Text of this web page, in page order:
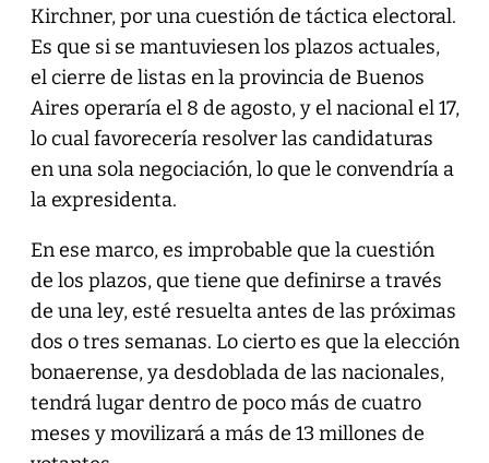
Kirchner, por una cuestión de táctica electoral.
Es que si se mantuviesen los plazos actuales,
el cierre de listas en la provincia de Buenos
Aires operaría el 8 de agosto, y el nacional el 17,
lo cual favorecería resolver las candidaturas
en una sola negociación, lo que le convendría a
la expresidenta.
En ese marco, es improbable que la cuestión
de los plazos, que tiene que definirse a través
de una ley, esté resuelta antes de las próximas
dos o tres semanas. Lo cierto es que la elección
bonaerense, ya desdoblada de las nacionales,
tendrá lugar dentro de poco más de cuatro
meses y movilizará a más de 13 millones de